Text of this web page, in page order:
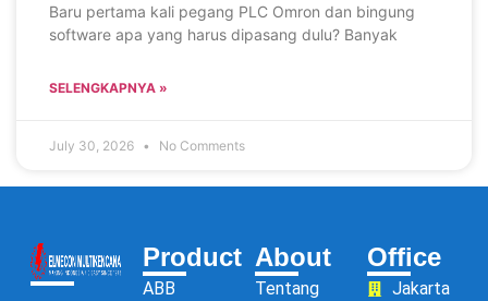
Baru pertama kali pegang PLC Omron dan bingung
software apa yang harus dipasang dulu? Banyak
SELENGKAPNYA »
July 30, 2026 No Comments
Product
ABB
About
Tentang
Office
Jakarta